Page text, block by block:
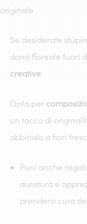
originale
Se desiderate
dono floreale fuori
creative:
Opta per
un tocco di
abbinalo a fiori
Puoi anche
duratura e
prendersi cura